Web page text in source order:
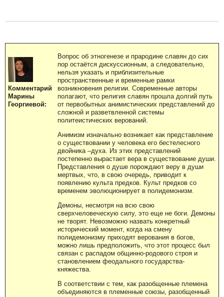
Комментарий
Марины
Георгиевой:
Вопрос об этногенезе и прародине славян до сих
пор остаётся дискуссионным, а следовательно,
нельзя указать и приблизительные
пространственные и временные рамки
возникновения религии. Современные авторы
полагают, что религия славян прошла долгий путь
от первобытных анимистических представлений до
сложной и разветвленной системы
политеистических верований.
Анимизм изначально возникает как представление
о существовании у человека его бестелесного
двойника –духа. Из этих представлений
постепенно вырастает вера в существование души.
Представления о душе порождают веру в души
мертвых, что, в свою очередь, приводит к
появлению культа предков. Культ предков со
временем эволюционирует в полидемонизм.
Демоны, несмотря на всю свою
сверхчеловеческую силу, это еще не боги. Демоны
не творят. Невозможно назвать конкретный
исторический момент, когда на смену
полидемонизму приходят верования в богов,
можно лишь предположить, что этот процесс был
связан с распадом общинно-родового строя и
становлением феодального государства-
княжества.
В соответствии с тем, как разобщенные племена
объединяются в племенные союзы, разобщенный